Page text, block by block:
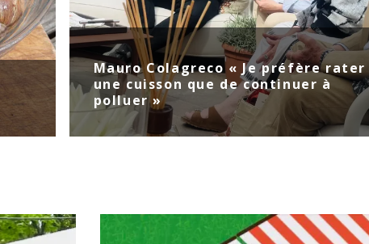
Mauro Colagreco « Je préfère rater
une cuisson que de continuer à
polluer »